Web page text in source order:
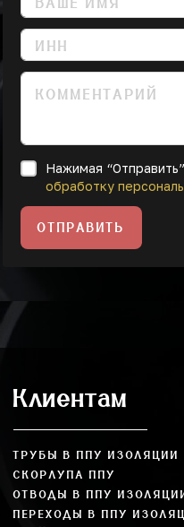
Нажимая
обработку
ОТПРАВИТЬ
Клиентам
ТРУБЫ В ППУ ИЗОЛЯЦИИ
СКОРЛУПА ППУ
ОТВОДЫ В ППУ
ПЕРЕХОДЫ В ППУ